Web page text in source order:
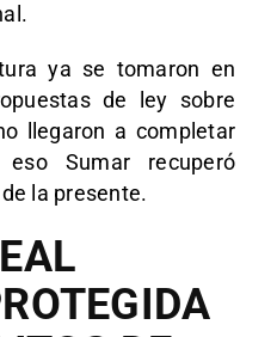
ya se tomaron en
de ley sobre
llegaron a completar
Sumar recuperó
la presente.